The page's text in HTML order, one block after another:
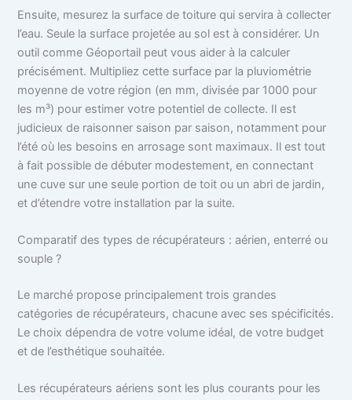
Ensuite, mesurez la surface de toiture qui servira à collecter
l’eau. Seule la surface projetée au sol est à considérer. Un
outil comme Géoportail peut vous aider à la calculer
précisément. Multipliez cette surface par la pluviométrie
moyenne de votre région (en mm, divisée par 1000 pour
les m³) pour estimer votre potentiel de collecte. Il est
judicieux de raisonner saison par saison, notamment pour
l’été où les besoins en arrosage sont maximaux. Il est tout
à fait possible de débuter modestement, en connectant
une cuve sur une seule portion de toit ou un abri de jardin,
et d’étendre votre installation par la suite.
Comparatif des types de récupérateurs : aérien, enterré ou
souple ?
Le marché propose principalement trois grandes
catégories de récupérateurs, chacune avec ses spécificités.
Le choix dépendra de votre volume idéal, de votre budget
et de l’esthétique souhaitée.
Les récupérateurs aériens sont les plus courants pour les